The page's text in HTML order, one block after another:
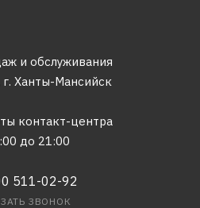
и обслуживания
г. Ханты-Мансийск
контакт-центра
до 21:00
511-02-92
ЗВОНОК